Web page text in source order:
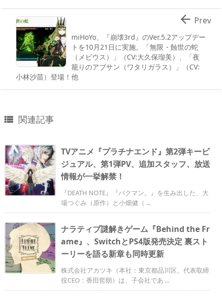
miHoYo、『崩壊3rd』のVer.5.2アップデー
トを10月21日に実施。「無限・蝕世の蛇
（メビウス）」（CV:大久保瑠美）、「夜
籠りのアブサン（ワタリガラス）」（CV:
小林沙苗）登場！他
 Prev
 関連記事
TVアニメ『プラチナエンド』第2弾キービ
ジュアル、第1弾PV、追加スタッフ、放送
情報が一挙解禁！
『DEATH NOTE』『バクマン。』を生み出した、大
場つぐみ（原作）と小畑健（ ...
ナラティブ謎解きゲーム『Behind the Fr
ame』、SwitchとPS4版発売決定 裏スト
ーリーを語る新章も同時更新
株式会社アカツキ（本社：東京都品川区、代表取締
役CEO：香田哲朗）は、子会社であ ...